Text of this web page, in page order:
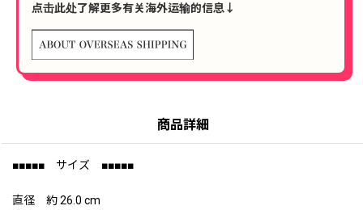
点击此处了解更多有关海外运输的信息↓
商品詳細
■■■■■ サイズ ■■■■■
直径 約 26.0 cm